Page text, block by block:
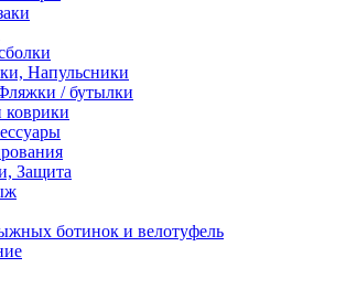
Напульсники
/ бутылки
коврики
Защита
ботинок и велотуфель